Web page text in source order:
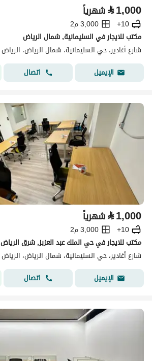
⃁1,000 شهرياً
10+
3,000 م2
مكتب للايجار في السليمانية, شمال الرياض
شارع أغادير، حي السليمانية، شمال الرياض، الرياض
الإيميل
اتصال
⃁1,000 شهرياً
10+
3,000 م2
مكتب للايجار في حي الملك عبد العزبز, شرق الرياض
شارع أغادير، حي السليمانية، شمال الرياض، الرياض
الإيميل
اتصال